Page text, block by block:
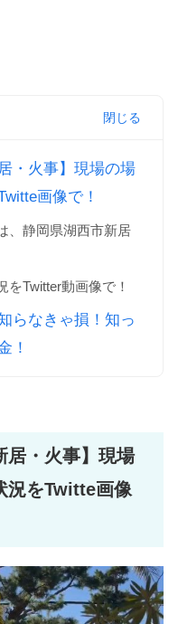
・火事】現場の場
画像で！
、静岡県湖西市新居
をTwitter動画像で！
らなきゃ損！知っ
！
居・火事】現場
況をTwitte画像